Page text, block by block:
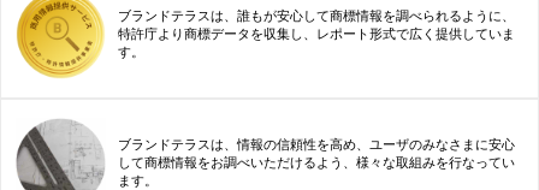
ブランドテラスは、誰もが安心して商標情報を調べられるように、
特許庁より商標データを収集し、レポート形式で広く提供していま
す。
ブランドテラスは、情報の信頼性を高め、ユーザのみなさまに安心
して商標情報をお調べいただけるよう、様々な取組みを行なってい
ます。